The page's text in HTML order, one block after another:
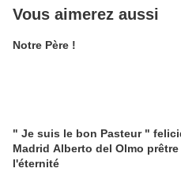
Vous aimerez aussi
Notre Père !
" Je suis le bon Pasteur "
Madrid Alberto del Olmo prêtre pour
l'éternité